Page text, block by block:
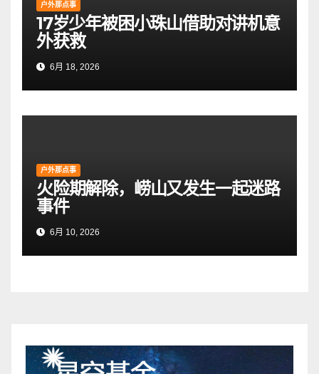
户外那点事
17岁少年被困小珠山借助对讲机意
外获救
6月 18, 2026
户外那点事
火险期解除，崂山又发生一起迷路
事件
6月 10, 2026